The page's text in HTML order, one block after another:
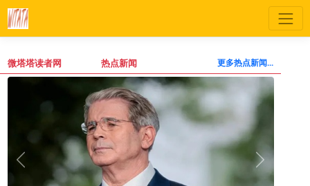
微塔塔读者网 热点新闻 更多热点新闻...